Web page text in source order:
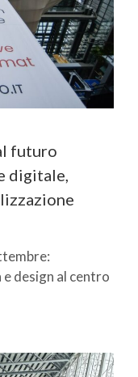
futuro
digitale,
design al centro